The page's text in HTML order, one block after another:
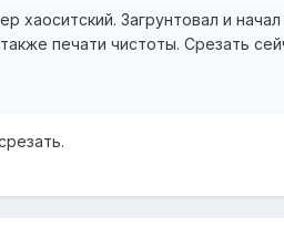
хаоситский. Загрунтовал и
печати чистоты. Срезать